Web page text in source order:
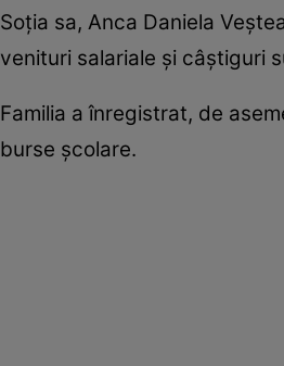
Soția sa, Anca Daniela
venituri salariale și câștiguri
Familia a înregistrat, de
burse școlare.